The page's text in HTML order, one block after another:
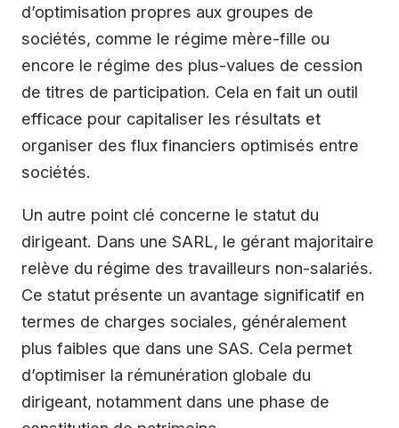
d’optimisation propres aux groupes de
sociétés, comme le régime mère-fille ou
encore le régime des plus-values de cession
de titres de participation. Cela en fait un outil
efficace pour capitaliser les résultats et
organiser des flux financiers optimisés entre
sociétés.
Un autre point clé concerne le statut du
dirigeant. Dans une SARL, le gérant majoritaire
relève du régime des travailleurs non-salariés.
Ce statut présente un avantage significatif en
termes de charges sociales, généralement
plus faibles que dans une SAS. Cela permet
d’optimiser la rémunération globale du
dirigeant, notamment dans une phase de